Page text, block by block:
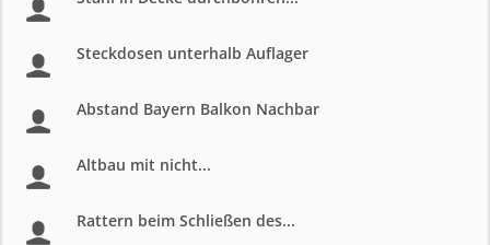
Steckdosen unterhalb Auflager
Abstand Bayern Balkon Nachbar
Altbau mit nicht...
Rattern beim Schließen des...